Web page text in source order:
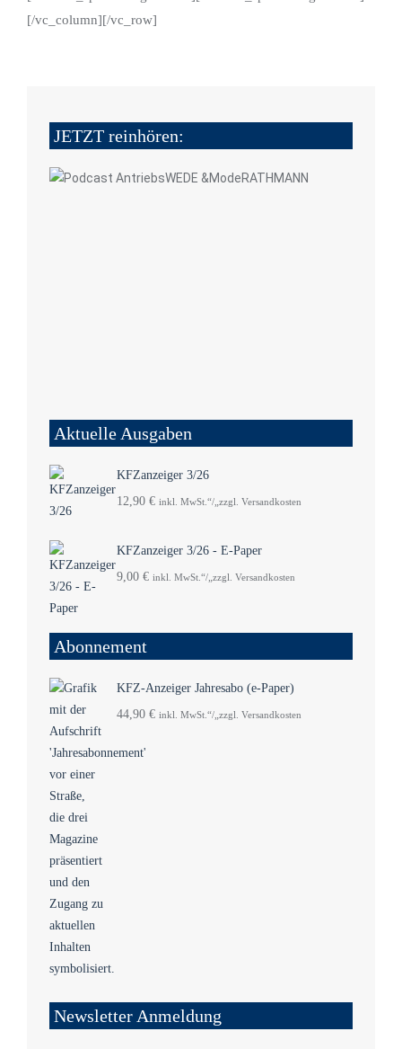
[/vc_column][/vc_row]
JETZT reinhören:
Aktuelle Ausgaben
KFZanzeiger 3/26
12,90 € inkl. MwSt.“/„zzgl. Versandkosten
KFZanzeiger 3/26 - E-Paper
9,00 € inkl. MwSt.“/„zzgl. Versandkosten
Abonnement
KFZ-Anzeiger Jahresabo (e-Paper)
44,90 € inkl. MwSt.“/„zzgl. Versandkosten
Newsletter Anmeldung